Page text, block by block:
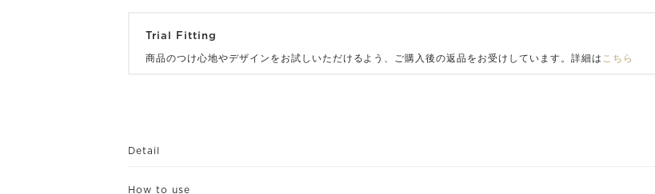
Trial Fitting
商品のつけ心地やデザインをお試しいただけるよう、ご購入後の返品をお受けしています。詳細は こちら
Detail
How to use